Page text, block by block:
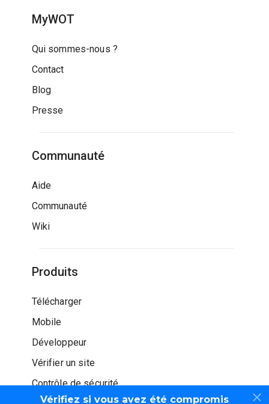
Vérifiez si vous avez été compromis
MyWOT
Qui sommes-nous ?
Contact
Blog
Presse
Communauté
Aide
Communauté
Wiki
Produits
Télécharger
Mobile
Développeur
Vérifier un site
Contrôle de sécurité